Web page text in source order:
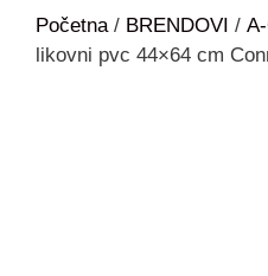
Početna/ BRENDOVI /
likovni pvc 44×64 cm